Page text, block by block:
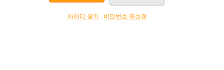
아이디 찾기 비밀번호 재설정